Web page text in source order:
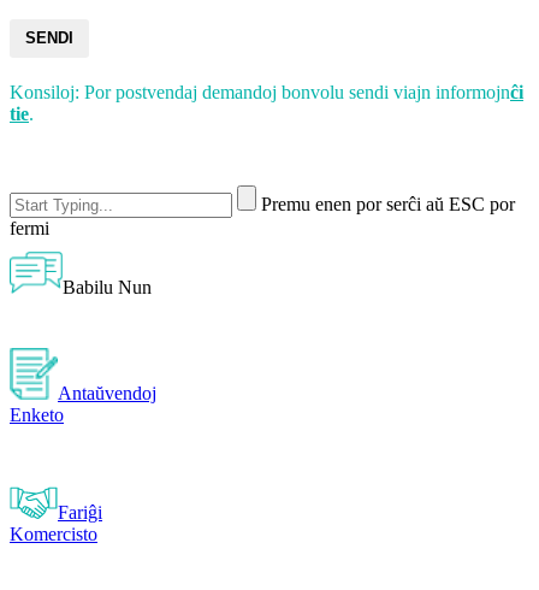
SENDI
Konsiloj: Por postvendaj demandoj bonvolu sendi viajn informojnĉi
tie.
Premu enen por serĉi aŭ ESC por
fermi
Babilu Nun
Antaŭvendoj
Enketo
Fariĝi
Komercisto